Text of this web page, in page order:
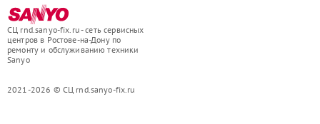
СЦ rnd.sanyo-fix.ru - сеть сервисных
центров в Ростове-на-Дону по
ремонту и обслуживанию техники
Sanyo
2021-2026 © СЦ rnd.sanyo-fix.ru